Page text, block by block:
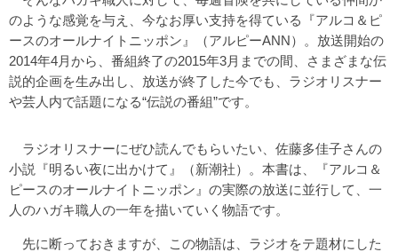
のような感覚を与え、今なお厚い支持を得ている『アルコ＆ピ
ースのオールナイトニッポン』（アルピーANN）。放送開始の
2014年4月から、番組終了の2015年3月までの間、さまざまな伝
説的企画を生み出し、放送が終了した今でも、ラジオリスナー
や芸人内で話題になる“伝説の番組”です。
ラジオリスナーにぜひ読んでもらいたい、佐藤多佳子さんの
小説『明るい夜に出かけて』（新潮社）。本書は、『アルコ＆
ピースのオールナイトニッポン』の実際の放送に並行して、一
人のハガキ職人の一年を描いていく物語です。
先に断っておきますが、この物語は、ラジオをテ題材にした